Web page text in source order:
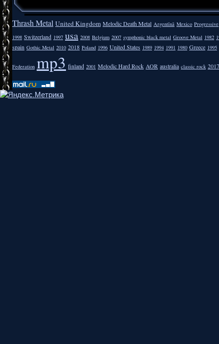
Thrash Metal United Kingdom Melodic Death Metal Argentīnā Mexico Progressive
1998 Switzerland 1997 usa 2008 Belgium 2007 symphonic black metal Groove Metal 1982
spain Gothic Metal 2010 2018 Poland 1996 United States 1989 1994 1991 1980 Greece 1995
Federation mp3 finland 2001 Melodic Hard Rock AOR australia classic rock 2017